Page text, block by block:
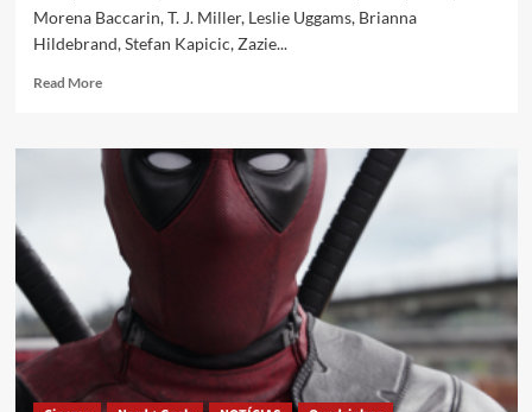
Morena Baccarin, T. J. Miller, Leslie Uggams, Brianna
Hildebrand, Stefan Kapicic, Zazie...
Read More